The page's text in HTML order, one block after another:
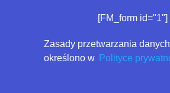
[FM_form id="1"]
Zasady przetwarzania
określono w Polityce